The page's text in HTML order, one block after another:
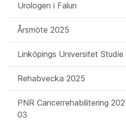
Urologen i Falun
Årsmöte 2025
Linköpings Universitet Studie
Rehabvecka 2025
PNR Cancerrehabilitering
03